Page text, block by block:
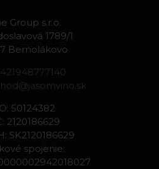
Group s.r.o.
1789/1
Bernolákovo
50124382
2120186629
SK2120186629
spojenie: